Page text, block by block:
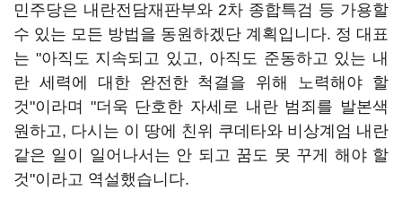
민주당은 내란전담재판부와 2차 종합특검 등 가용할
수 있는 모든 방법을 동원하겠단 계획입니다. 정 대표
는 "아직도 지속되고 있고, 아직도 준동하고 있는 내
란 세력에 대한 완전한 척결을 위해 노력해야 할
것"이라며 "더욱 단호한 자세로 내란 범죄를 발본색
원하고, 다시는 이 땅에 친위 쿠데타와 비상계엄 내란
같은 일이 일어나서는 안 되고 꿈도 못 꾸게 해야 할
것"이라고 역설했습니다.